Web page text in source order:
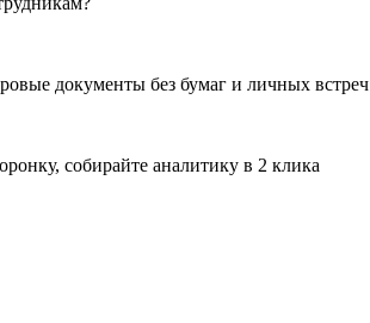
документы без бумаг и личных встреч
собирайте аналитику в 2 клика